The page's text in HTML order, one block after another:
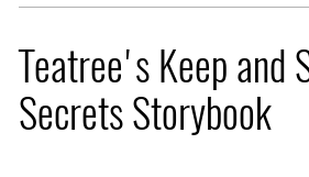
Teatree's Keep and
Secrets Storybook